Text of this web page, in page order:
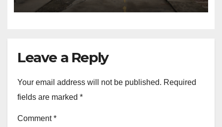
Leave a Reply
Your email address will not be published. Required
fields are marked *
Comment*